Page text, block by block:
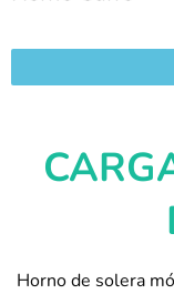
Horno de solera